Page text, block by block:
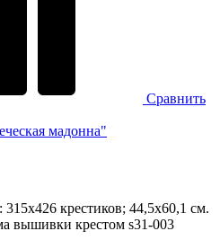
Сравнить
мадонна"
крестиков; 44,5х60,1 см.
вышивки крестом s31-003